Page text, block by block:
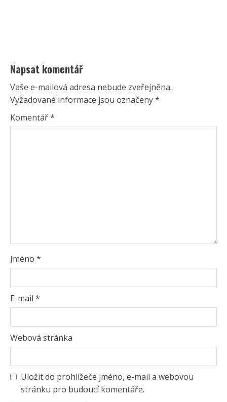
Napsat komentář
Vaše e-mailová adresa nebude zveřejněna.
Vyžadované informace jsou označeny*
Komentář*
Jméno *
E-mail *
Webová stránka
Uložit do prohlížeče jméno, e-mail a webovou
stránku pro budoucí komentáře.